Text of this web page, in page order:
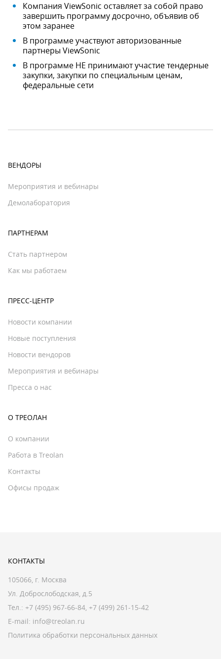
Компания ViewSonic оставляет за собой право
завершить программу досрочно, объявив об
этом заранее
В программе участвуют авторизованные
партнеры ViewSonic
В программе НЕ принимают участие тендерные
закупки, закупки по специальным ценам,
федеральные сети
ВЕНДОРЫ
Мероприятия и вебинары
Демолаборатория
ПАРТНЕРАМ
Стать партнером
Как мы работаем
ПРЕСС-ЦЕНТР
Новости компании
Новые поступления
Новости вендоров
Мероприятия и вебинары
Пресса о нас
О ТРЕОЛАН
О компании
Работа в Treolan
Контакты
Офисы продаж
КОНТАКТЫ
105066, г. Москва
Ул. Доброслободская, д.5
Тел.: +7 (495) 967-66-84, +7 (499) 261-15-42
E-mail: info@treolan.ru
Политика обработки персональных данных